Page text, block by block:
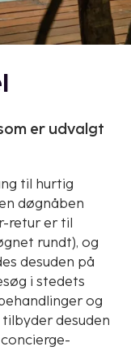
er udvalgt
til hurtig
døgnåben
retur er til
rundt), og
desuden på
i stedets
og
desuden